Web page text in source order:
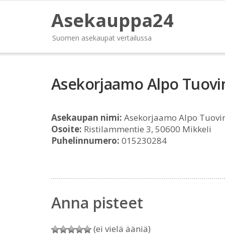
Asekauppa24
Suomen asekaupat vertailussa
Asekorjaamo Alpo
Asekaupan nimi: Asekorjaamo Alpo
Osoite: Ristilammentie 3, 50600 Mikkeli
Puhelinnumero: 015230284
Anna pisteet
(ei vielä ääniä)